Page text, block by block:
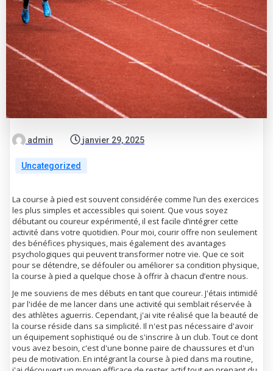
admin janvier 29, 2025
Uncategorized
La course à pied est souvent considérée comme l’un des exercices
les plus simples et accessibles qui soient. Que vous soyez
débutant ou coureur expérimenté, il est facile d’intégrer cette
activité dans votre quotidien. Pour moi, courir offre non seulement
des bénéfices physiques, mais également des avantages
psychologiques qui peuvent transformer notre vie. Que ce soit
pour se détendre, se défouler ou améliorer sa condition physique,
la course à pied a quelque chose à offrir à chacun d’entre nous.
Je me souviens de mes débuts en tant que coureur. J'étais intimidé
par l'idée de me lancer dans une activité qui semblait réservée à
des athlètes aguerris. Cependant, j'ai vite réalisé que la beauté de
la course réside dans sa simplicité. Il n'est pas nécessaire d'avoir
un équipement sophistiqué ou de s'inscrire à un club. Tout ce dont
vous avez besoin, c'est d'une bonne paire de chaussures et d'un
peu de motivation. En intégrant la course à pied dans ma routine,